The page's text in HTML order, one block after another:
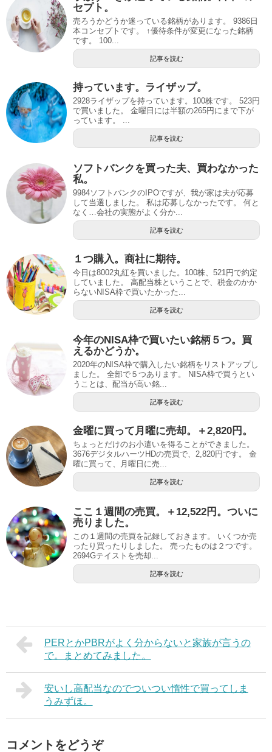
セプト。
売ろうかどうか迷っている銘柄があります。 9386日
本コンセプトです。 ↑優待条件が変更になった銘柄
です。 100...
記事を読む
持っています。ライザップ。
2928ライザップを持っています。100株です。 523円
で買いました。 金曜日には半額の265円にまで下が
っています。 ...
記事を読む
ソフトバンクを買った夫、買わなかった
私。
9984ソフトバンクのIPOですが、我が家は夫が応募
して当選しました。 私は応募しなかったです。 何と
なく…会社の実態がよく分か...
記事を読む
１つ購入。商社に期待。
今日は8002丸紅を買いました。100株、521円で約定
していました。 高配当株ということで、税金のかか
らないNISA枠で買いたかった...
記事を読む
今年のNISA枠で買いたい銘柄５つ。買
えるかどうか。
2020年のNISA枠で購入したい銘柄をリストアップし
ました。 全部で５つあります。 NISA枠で買うとい
うことは、配当が高い銘...
記事を読む
金曜に買って月曜に売却。＋2,820円。
ちょっとだけのお小遣いを得ることができました。
3676デジタルハーツHDの売買で、2,820円です。 金
曜に買って、月曜日に売...
記事を読む
ここ１週間の売買。＋12,522円。ついに
売りました。
この１週間の売買を記録しておきます。 いくつか売
ったり買ったりしました。 売ったものは２つです。
2694Gテイストを売却...
記事を読む
PERとかPBRがよく分からないと家族が言うの
で。まとめてみました。
安いし高配当なのでついつい惰性で買ってしま
うみずほ。
コメントをどうぞ